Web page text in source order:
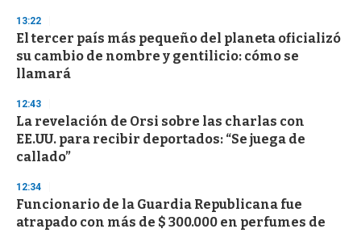
d
s
13:22
El tercer país más pequeño del planeta oficializó
su cambio de nombre y gentilicio: cómo se
llamará
12:43
La revelación de Orsi sobre las charlas con
EE.UU. para recibir deportados: “Se juega de
callado”
12:34
Funcionario de la Guardia Republicana fue
atrapado con más de $ 300.000 en perfumes de